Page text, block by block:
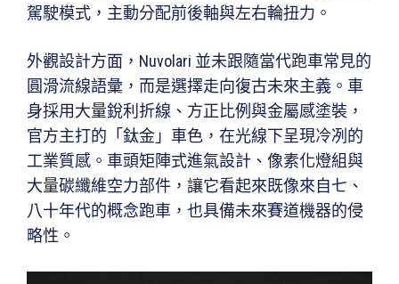
駕駛模式，主動分配前後軸與左右輪扭力。
外觀設計方面，Nuvolari 並未跟隨當代跑車常見的
圓滑流線語彙，而是選擇走向復古未來主義。車
身採用大量銳利折線、方正比例與金屬感塗裝，
官方主打的「鈦金」車色，在光線下呈現冷冽的
工業質感。車頭矩陣式進氣設計、像素化燈組與
大量碳纖維空力部件，讓它看起來既像來自七、
八十年代的概念跑車，也具備未來賽道機器的侵
略性。